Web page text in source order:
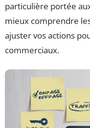
particulière portée
mieux comprendre
ajuster vos actions
commerciaux.